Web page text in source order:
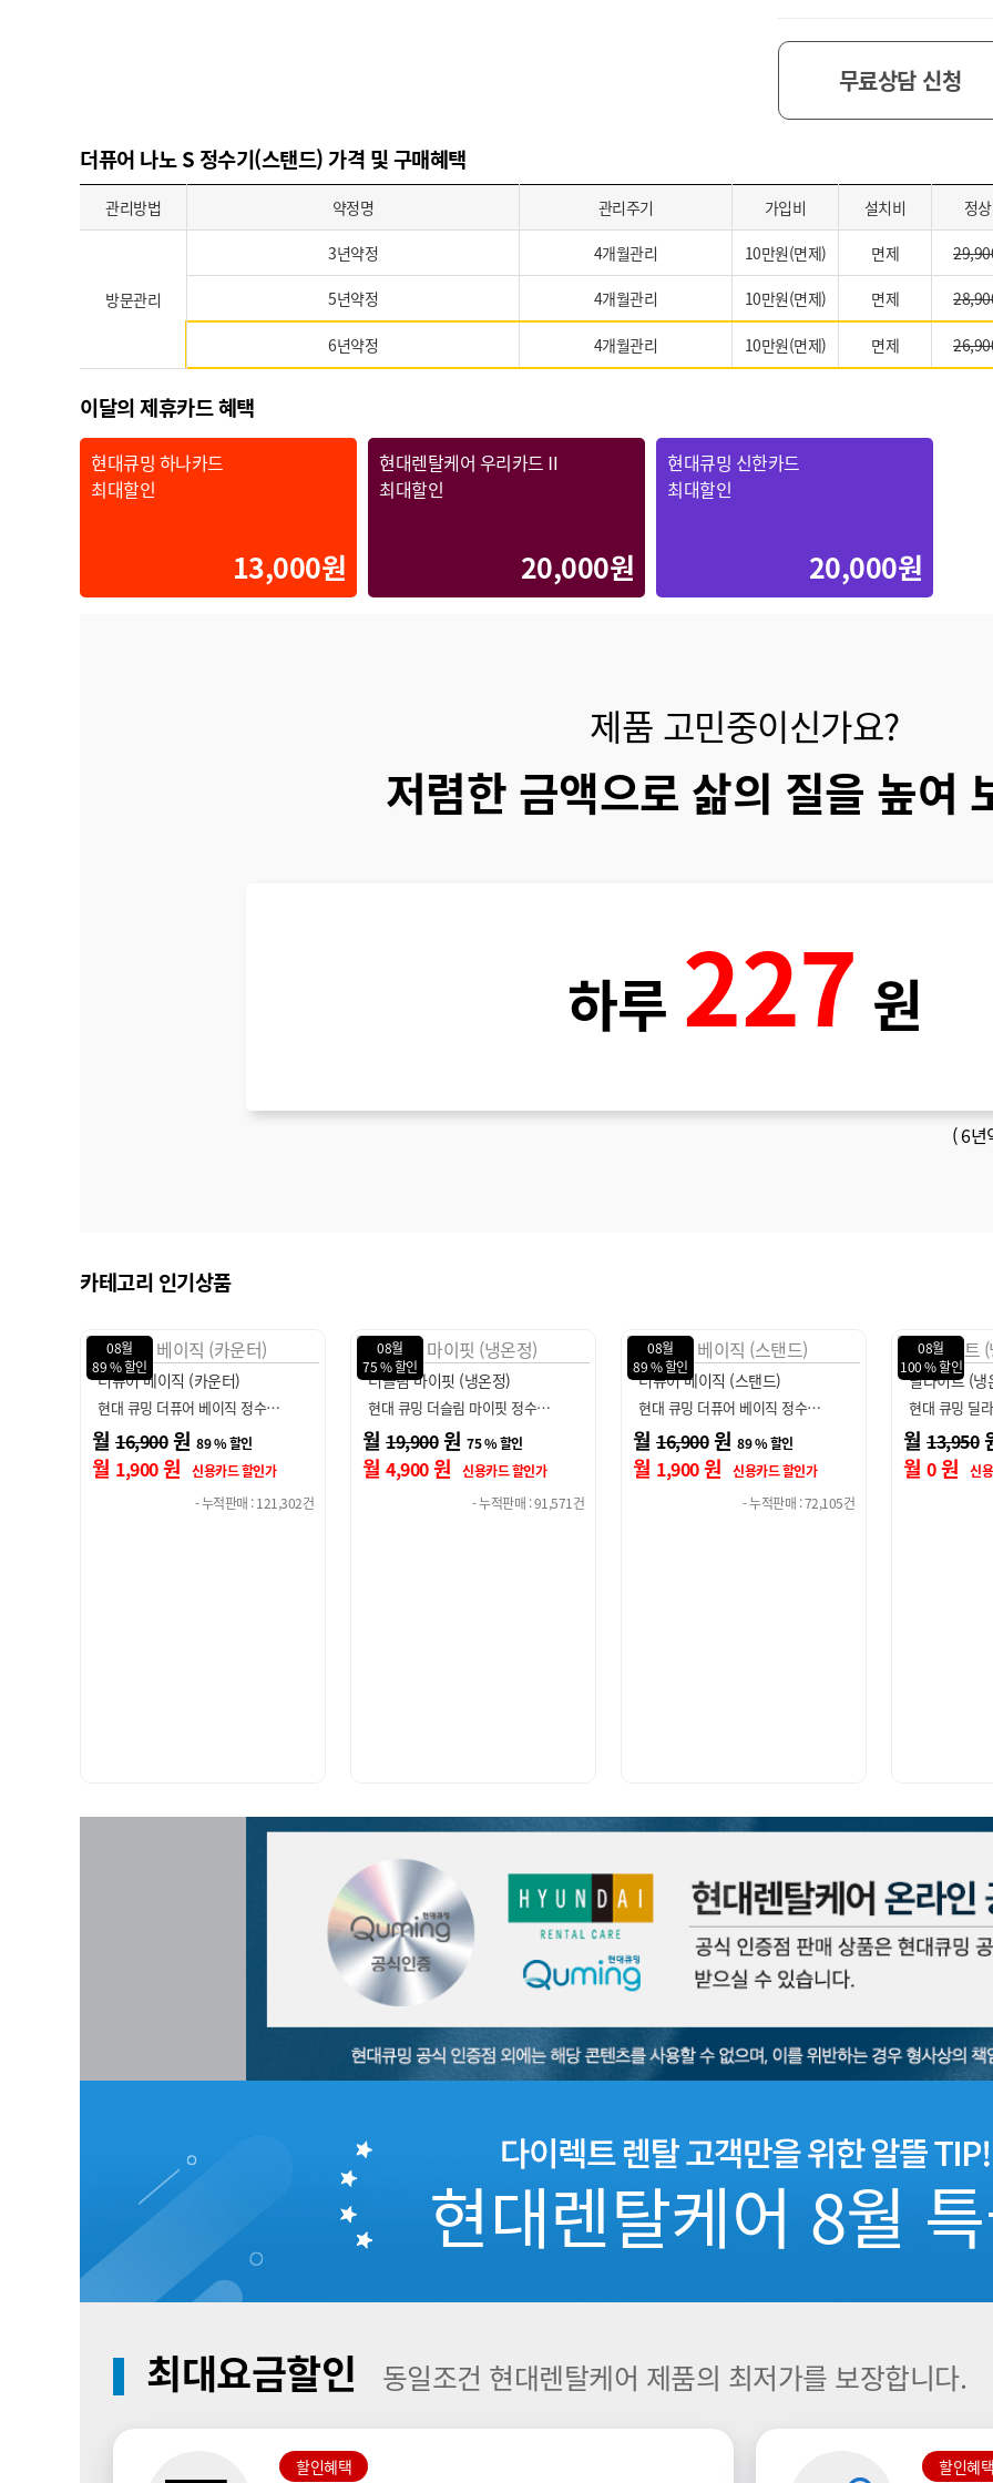
무료상담 신청
더퓨어 나노 S 정수기(스탠드) 가격 및 구매혜택
관리방법 약정명 관리주기 가입비 설치비 정
방문관리
3년약정 4개월관리 10만원(면제) 면제
5년약정 4개월관리 10만원(면제) 면제
6년약정 4개월관리 10만원(면제) 면제
이달의 제휴카드 혜택
현대큐밍 하나카드
최대할인
13,000원
현대렌탈케어 우리카드Ⅱ
최대할인
20,000원
현대큐밍 신한카드
최대할인
20,000원
제품 고민중이신가요?
저렴한 금액으로 삶의 질을 높여
하루 227 원
(6년
카테고리 인기상품
08월
75 % 할인
더슬림 마이핏 (냉온정)
현대 큐밍 더슬림 마이핏 정수…
월 19,900 원 75 % 할인
월 4,900원
신용카드 할인가
- 누적판매 : 91,571건
08월
89 % 할인
더퓨어 베이직 (스탠드)
현대 큐밍 더퓨어 베이직 정수…
월 16,900 원 89 % 할인
월 1,900원
신용카드 할인가
- 누적판매 : 72,105건
08월
100 % 할인
딜라이트 (냉온정)
현대 큐밍 딜라이트 직수형 정…
월 13,950 원 100 % 할인
월 0원
신용카드 할인가
- 누적판매 : 22,311건
08월
94 % 할인
딜라이트 아
현대 큐밍 딜
월 15,900
월 900 원
현대렌탈케어 8월
최대요금할인 동일조건 현대렌탈케어 제품의 최저가를 보장합니다.
할인혜택 할인혜택